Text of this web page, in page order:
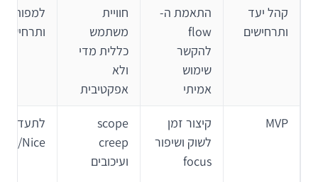
קהל יעד
ותרחישים
התאמת ה-
flow
להקשר
שימוש
אמיתי
חוויית
משתמש
כללית מדי
ולא
אפקטיבית
למפות
ותרחישי
MVP
קיצור זמן
לשוק ושיפור
focus
scope
creep
ועיכובים
לתעדף
Nice